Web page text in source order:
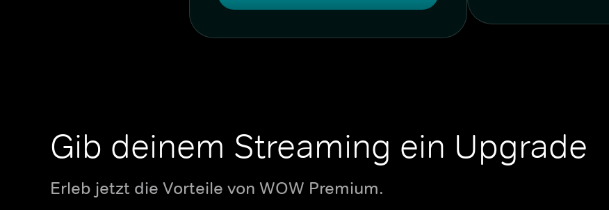
Gib deinem Streaming ein Upgrade
Erleb jetzt die Vorteile von WOW Premium.